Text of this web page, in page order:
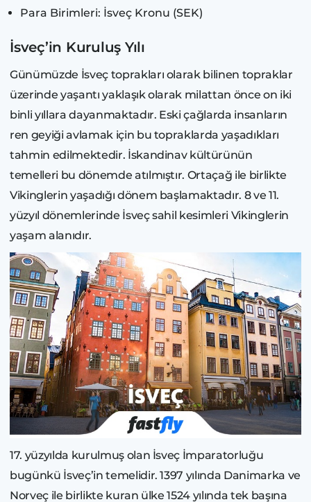
Para Birimleri: İsveç Kronu (SEK)
İsveç’in Kuruluş Yılı
Günümüzde İsveç toprakları olarak bilinen topraklar
üzerinde yaşantı yaklaşık olarak milattan önce on iki
binli yıllara dayanmaktadır. Eski çağlarda insanların
ren geyiği avlamak için bu topraklarda yaşadıkları
tahmin edilmektedir. İskandinav kültürünün
temelleri bu dönemde atılmıştır. Ortaçağ ile birlikte
Vikinglerin yaşadığı dönem başlamaktadır. 8 ve 11.
yüzyıl dönemlerinde İsveç sahil kesimleri Vikinglerin
yaşam alanıdır.
17. yüzyılda kurulmuş olan İsveç İmparatorluğu
bugünkü İsveç’in temelidir. 1397 yılında Danimarka ve
Norveç ile birlikte kuran ülke 1524 yılında tek başına